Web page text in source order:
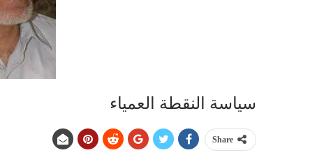
سياسة النقطة العمياء
Share